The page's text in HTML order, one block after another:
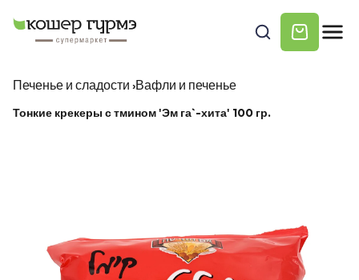
Печенье и сладости ›Вафли и печенье
Тонкие крекеры с тмином 'Эм га`-хита' 100 гр.